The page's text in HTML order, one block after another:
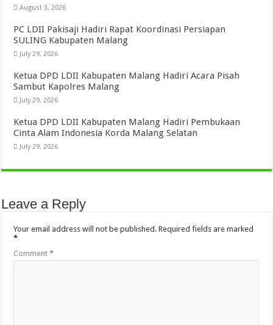
August 3, 2026
PC LDII Pakisaji Hadiri Rapat Koordinasi Persiapan
SULING Kabupaten Malang
July 29, 2026
Ketua DPD LDII Kabupaten Malang Hadiri Acara Pisah
Sambut Kapolres Malang
July 29, 2026
Ketua DPD LDII Kabupaten Malang Hadiri Pembukaan
Cinta Alam Indonesia Korda Malang Selatan
July 29, 2026
Leave a Reply
Your email address will not be published. Required fields are marked
*
Comment*